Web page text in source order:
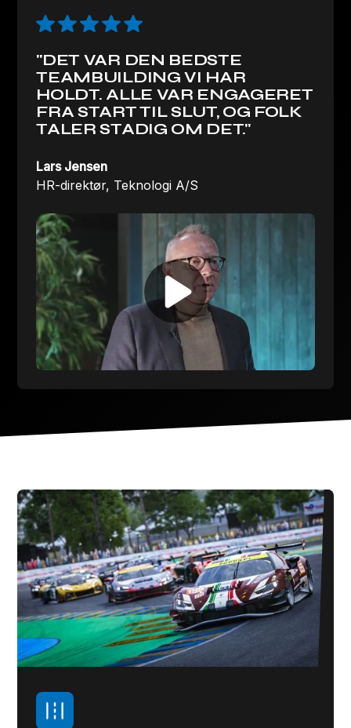
"DET VAR DEN BEDSTE
TEAMBUILDING VI HAR
HOLDT. ALLE VAR ENGAGERET
FRA START TIL SLUT, OG FOLK
TALER STADIG OM DET."
Lars Jensen
HR-direktør, Teknologi A/S